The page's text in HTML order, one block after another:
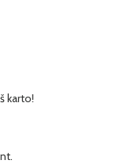
karto!